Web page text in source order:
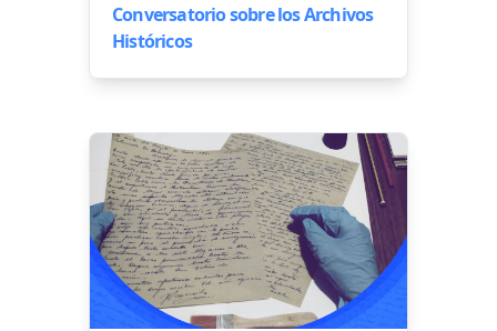
Conversatorio sobre los Archivos
Históricos